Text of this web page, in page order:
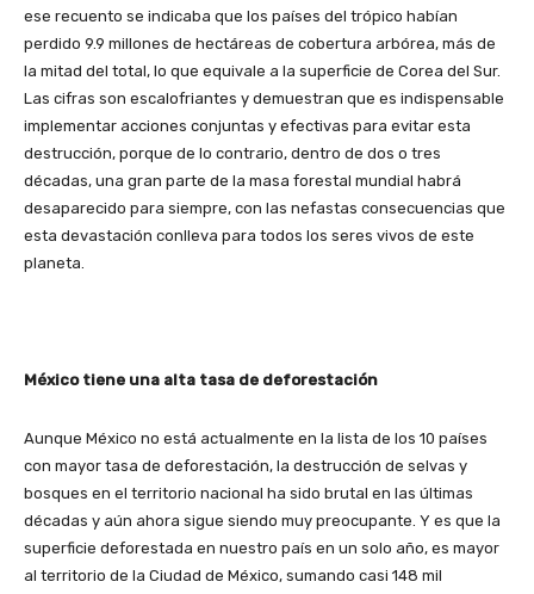
ese recuento se indicaba que los países del trópico habían
perdido 9.9 millones de hectáreas de cobertura arbórea, más de
la mitad del total, lo que equivale a la superficie de Corea del Sur.
Las cifras son escalofriantes y demuestran que es indispensable
implementar acciones conjuntas y efectivas para evitar esta
destrucción, porque de lo contrario, dentro de dos o tres
décadas, una gran parte de la masa forestal mundial habrá
desaparecido para siempre, con las nefastas consecuencias que
esta devastación conlleva para todos los seres vivos de este
planeta.
México tiene una alta tasa de deforestación
Aunque México no está actualmente en la lista de los 10 países
con mayor tasa de deforestación, la destrucción de selvas y
bosques en el territorio nacional ha sido brutal en las últimas
décadas y aún ahora sigue siendo muy preocupante. Y es que la
superficie deforestada en nuestro país en un solo año, es mayor
al territorio de la Ciudad de México, sumando casi 148 mil